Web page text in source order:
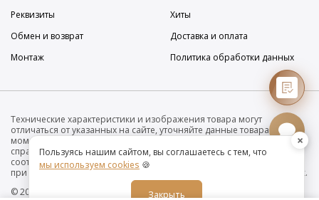
Реквизиты
Хиты
Обмен и возврат
Доставка и оплата
Монтаж
Политика обработки данных
Технические характеристики и изображения товара могут
отличаться от указанных на сайте, уточняйте данные товара на
момент покупки и оплаты. Вся информация на сайте о товарах носит
справочный характер и не является публичной офертой в
соответствии с пунктом 2 статьи 437 ГК РФ. Убедительно просим Вас
при покупке проверять наличие желаемых функций и характеристик.
© 2019-2026 Интернет-магазин дизайнерских светильников O•Luce
Пользуясь нашим сайтом, вы соглашаетесь с тем, что
мы используем cookies 🍪
Закрыть
×